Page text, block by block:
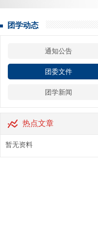
团学动态
通知公告
团委文件
团学新闻
热点文章
暂无资料